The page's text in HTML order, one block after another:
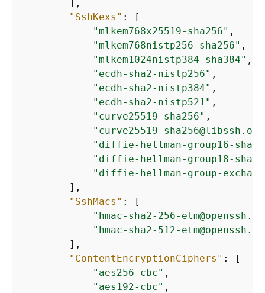
        ],
"SshKexs" : [
"mlkem768x25519-sha256" ,
"mlkem768nistp256-sha256" ,
"mlkem1024nistp384-sha384" ,
"ecdh-sha2-nistp256" ,
"ecdh-sha2-nistp384" ,
"ecdh-sha2-nistp521" ,
"curve25519-sha256" ,
"curve25519-
"diffie-hellman-group16-
"diffie-hellman-group18-
"diffie-hellman-group-
        ],
"SshMacs" : [
"hmac-sha2-256-
"hmac-sha2-512-
        ],
"ContentEncryptionCiphers" : [
"aes256-cbc" ,
"aes192-cbc" ,